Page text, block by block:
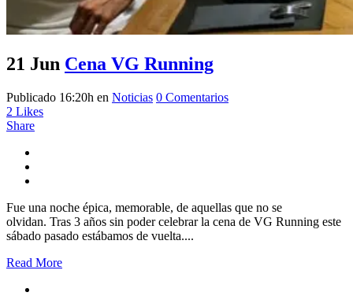
21 Jun Cena VG Running
Publicado 16:20h en Noticias 0 Comentarios
2 Likes
Share
Fue una noche épica, memorable, de aquellas que no se
olvidan. Tras 3 años sin poder celebrar la cena de VG Running este
sábado pasado estábamos de vuelta....
Read More